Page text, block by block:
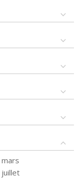
mars
juillet